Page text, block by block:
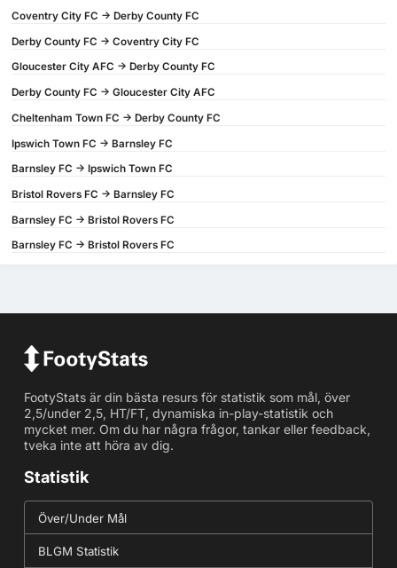
Coventry City FC -> Derby County FC
Derby County FC -> Coventry City FC
Gloucester City AFC -> Derby County FC
Derby County FC -> Gloucester City AFC
Cheltenham Town FC -> Derby County FC
Ipswich Town FC -> Barnsley FC
Barnsley FC -> Ipswich Town FC
Bristol Rovers FC -> Barnsley FC
Barnsley FC -> Bristol Rovers FC
Barnsley FC -> Bristol Rovers FC
FootyStats är din bästa resurs för statistik som mål, över
2,5/under 2,5, HT/FT, dynamiska in-play-statistik och
mycket mer. Om du har några frågor, tankar eller feedback,
tveka inte att höra av dig.
Statistik
Över/Under Mål
BLGM Statistik